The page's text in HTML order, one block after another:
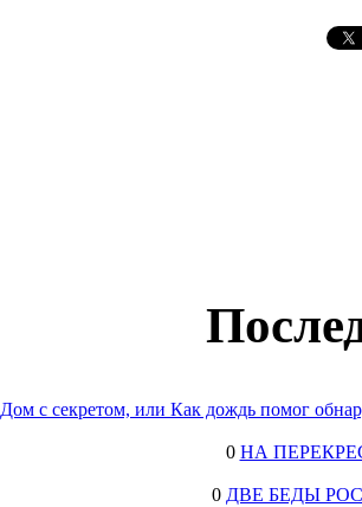
Дом с секретом, или Как дождь помог
0 НА
0 ДВЕ БЕДЫ